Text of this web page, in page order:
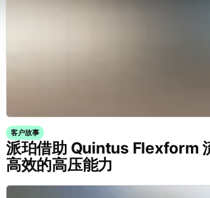
客户故事
派珀借助 Quintus Flexform
高效的高压能力